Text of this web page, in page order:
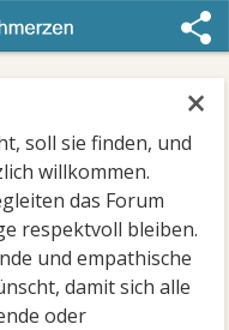
×
soll sie finden, und
willkommen.
das Forum
respektvoll bleiben.
und empathische
damit sich alle
oder